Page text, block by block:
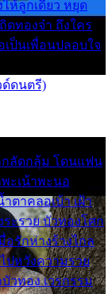
ห้ลูกเดียว หยุด
ดทองจ๋า ถึงใคร
เป็นเพื่อนปลอบใจ
ด์ดนตรี)
กลัดกลุ้ม โดนแฟน
ะเน้าพะนอ
ตาคลอเบ้า เฝ้า
ะรวย บัวทองโศก
อรักห่างร้างไกล
ปหวังความรวย
วทอง เวรกรรม